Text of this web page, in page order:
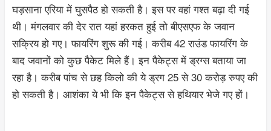
घड़साना एरिया में घुसपैठ हो सकती है। इस पर वहां गश्त बढ़ा दी गई
थी। मंगलवार की देर रात यहां हरकत हुई तो बीएसएफ के जवान
सक्रिय हो गए। फायरिंग शुरू की गई। करीब 42 राउंड फायरिंग के
बाद जवानों को कुछ पैकेट मिले हैं। इन पैकेट्स में ड्रग्स बताया जा
रहा है। करीब पांच से छह किलो की ये ड्रग 25 से 30 करोड़ रुपए की
हो सकती है। आशंका ये भी कि इन पैकेट्स से हथियार भेजे गए हों।